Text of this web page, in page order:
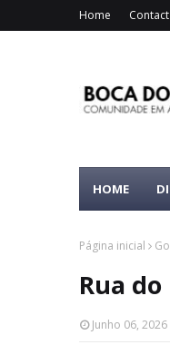
Home Contact
HOME
Página inicial
Rua
Junho 06, 2026